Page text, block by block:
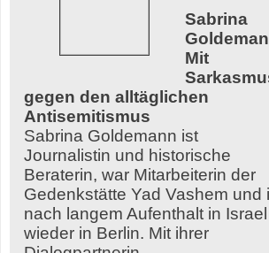
Sabrina
Mit
gegen den alltäglichen
Antisemitismus
Sabrina Goldemann ist
Journalistin und historische
Beraterin, war Mitarbeiterin der
Gedenkstätte Yad Vashem und
nach langem Aufenthalt in Israel
wieder in Berlin. Mit ihrer